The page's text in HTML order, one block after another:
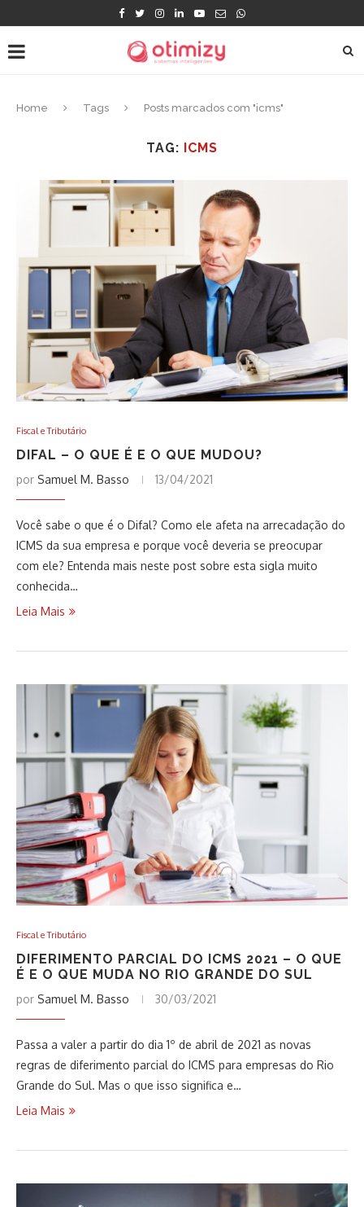
Home Tags Posts marcados com "icms"
TAG: ICMS
Fiscal e Tributário
DIFAL – O QUE É E O QUE MUDOU?
por Samuel M. Basso 13/04/2021
Você sabe o que é o Difal? Como ele afeta na arrecadação do
ICMS da sua empresa e porque você deveria se preocupar
com ele? Entenda mais neste post sobre esta sigla muito
conhecida…
Leia Mais
Fiscal e Tributário
DIFERIMENTO PARCIAL DO ICMS 2021 – O QUE
É E O QUE MUDA NO RIO GRANDE DO SUL
por Samuel M. Basso 30/03/2021
Passa a valer a partir do dia 1º de abril de 2021 as novas
regras de diferimento parcial do ICMS para empresas do Rio
Grande do Sul. Mas o que isso significa e…
Leia Mais